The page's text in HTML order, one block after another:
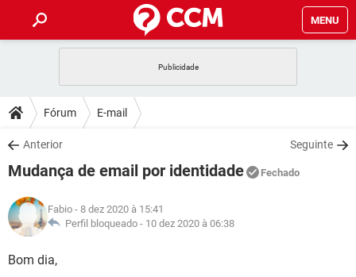
MENU
CELULAR
OUTLOOK
INSTAGRAM GMAIL
GUIA DE COMPRAS
DICAS
JOGOS
INSTAGRAM
GUIA DE COMPRAS
DOWNLOADS
JOGOS WHATSAPP
CELULAR
OUTLOOK EXCEL
INSTAGRAM
JOGOS
CELULAR
OUTLOOK
GLOSSÁRIO
JOGOS
Fórum E-mail
Anterior Seguinte
Mudança de email por identidade Fechado
Fabio - 8 dez 2020 à 15:41
Perfil bloqueado - 10 dez 2020 à 06:38
Bom dia,